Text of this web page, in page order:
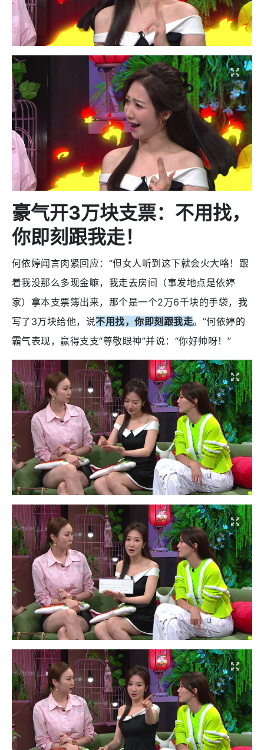
豪气开3万块支票： 不用找，
你即刻跟我走！
何依婷闻言肉紧回应：“但女人听到这下就会火大咯！跟
着我没那么多现金嘛，我走去房间（事发地点是依婷
家）拿本支票簿出来，那个是一个2万6千块的手袋，我
写了3万块给他，说不用找，你即刻跟我走。”何依婷的
霸气表现，赢得支支“尊敬眼神”并说：“你好帅呀！”